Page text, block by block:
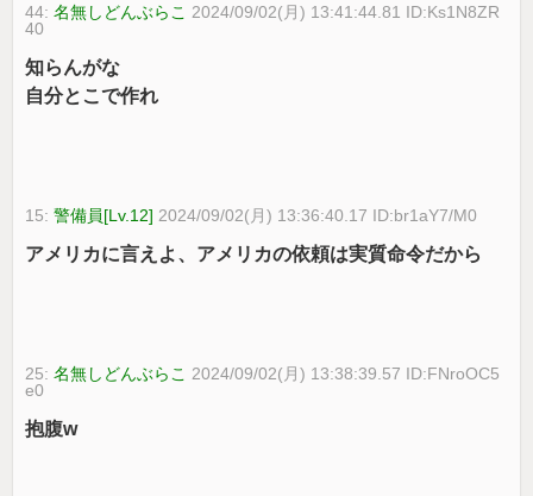
44:名無しどんぶらこ 2024/09/02(月) 13:41:44.81 ID:Ks1N8ZR
40
知らんがな
自分とこで作れ
15:警備員[Lv.12] 2024/09/02(月) 13:36:40.17 ID:br1aY7/M0
アメリカに言えよ、アメリカの依頼は実質命令だから
25:名無しどんぶらこ 2024/09/02(月) 13:38:39.57 ID:FNroOC5
e0
抱腹w